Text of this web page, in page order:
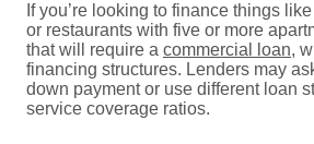
If you’re looking to finance things
or restaurants with five or more
that will require a commercial loan,
financing structures. Lenders may
down payment or use different loan
service coverage ratios.